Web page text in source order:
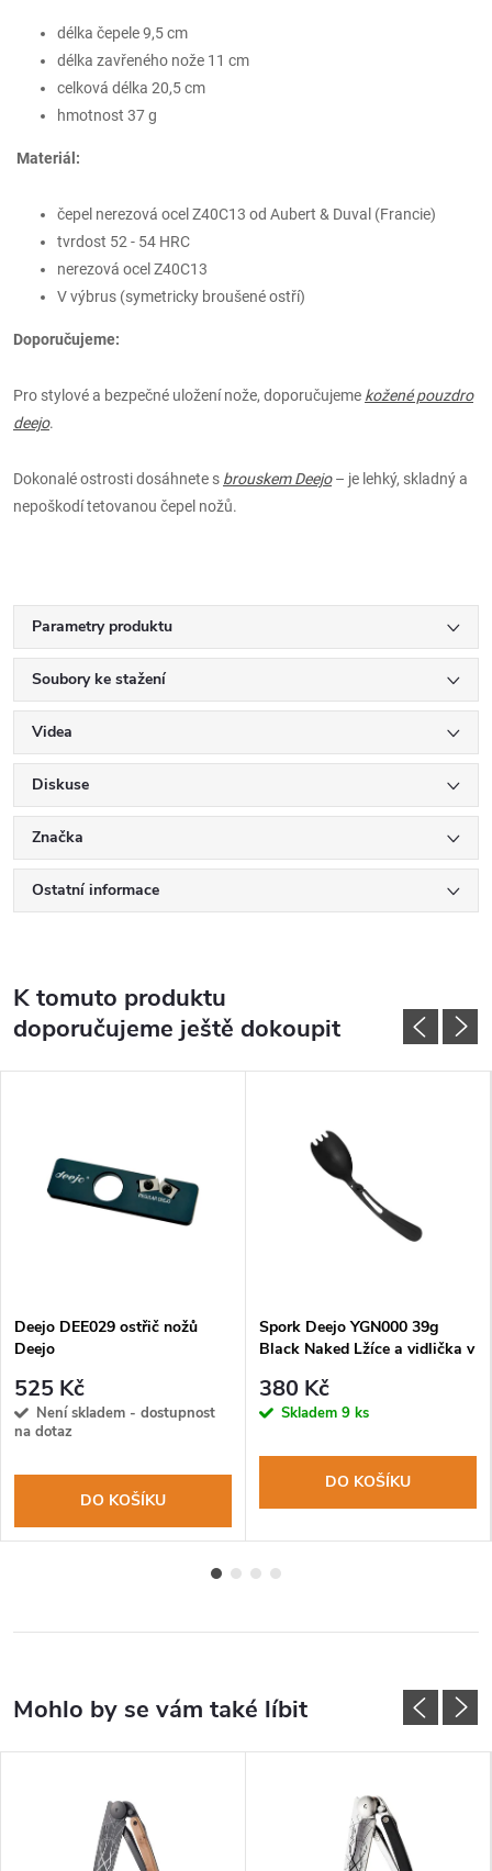
délka čepele 9,5 cm
délka zavřeného nože 11 cm
celková délka 20,5 cm
hmotnost 37 g
Materiál:
čepel nerezová ocel Z40C13 od Aubert & Duval (Francie)
tvrdost 52 - 54 HRC
nerezová ocel Z40C13
V výbrus (symetricky broušené ostří)
Doporučujeme:
Pro stylové a bezpečné uložení nože, doporučujeme kožené pouzdro
deejo.
Dokonalé ostrosti dosáhnete s brouskem Deejo– je lehký, skladný a
nepoškodí tetovanou čepel nožů.
Parametry produktu
Soubory ke stažení
Videa
Diskuse
Značka
Ostatní informace
K tomuto produktu
doporučujeme ještě dokoupit
Deejo DEE029 ostřič nožů
Deejo
525 Kč
Není skladem - dostupnost
na dotaz
DO KOŠÍKU
Spork Deejo YGN000 39g
Black Naked Lžíce a vidlička v
380 Kč
Skladem 9 ks
DO KOŠÍKU